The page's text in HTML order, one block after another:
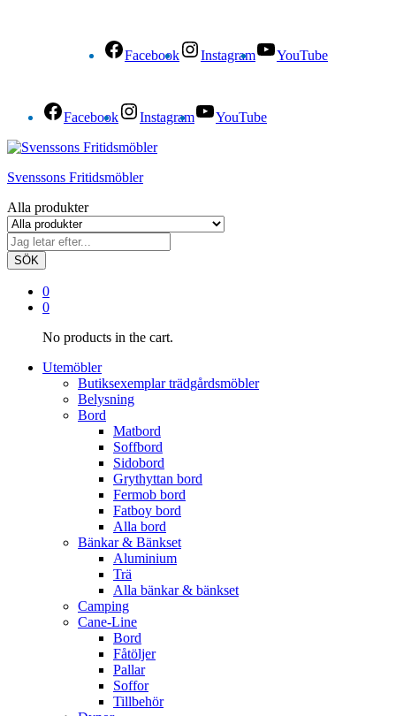
Facebook Instagram YouTube
Facebook Instagram YouTube
Svenssons Fritidsmöbler
Alla produkter
SÖK
0
0
No products in the cart.
Utemöbler
Butiksexemplar trädgårdsmöbler
Belysning
Bord
Matbord
Soffbord
Sidobord
Grythyttan bord
Fermob bord
Fatboy bord
Alla bord
Bänkar & Bänkset
Aluminium
Trä
Alla bänkar & bänkset
Camping
Cane-Line
Bord
Fåtöljer
Pallar
Soffor
Tillbehör